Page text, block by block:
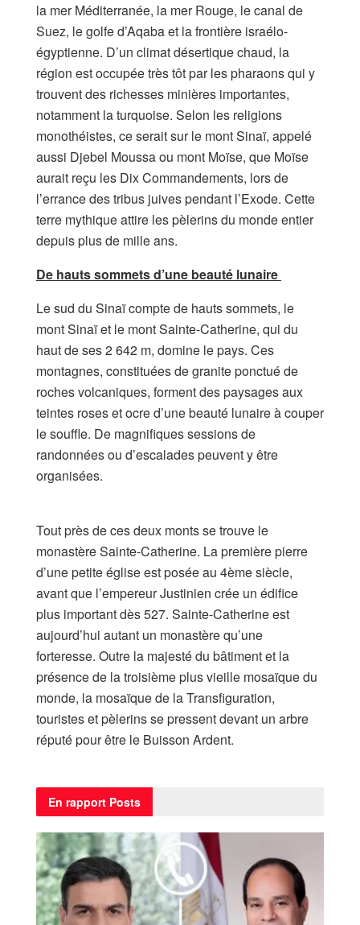
la mer Méditerranée, la mer Rouge, le canal de
Suez, le golfe d’Aqaba et la frontière israélo-
égyptienne. D’un climat désertique chaud, la
région est occupée très tôt par les pharaons qui y
trouvent des richesses minières importantes,
notamment la turquoise. Selon les religions
monothéistes, ce serait sur le mont Sinaï, appelé
aussi Djebel Moussa ou mont Moïse, que Moïse
aurait reçu les Dix Commandements, lors de
l’errance des tribus juives pendant l’Exode. Cette
terre mythique attire les pèlerins du monde entier
depuis plus de mille ans.
De hauts sommets d’une beauté lunaire
Le sud du Sinaï compte de hauts sommets, le
mont Sinaï et le mont Sainte-Catherine, qui du
haut de ses 2 642 m, domine le pays. Ces
montagnes, constituées de granite ponctué de
roches volcaniques, forment des paysages aux
teintes roses et ocre d’une beauté lunaire à couper
le souffle. De magnifiques sessions de
randonnées ou d’escalades peuvent y être
organisées.
Tout près de ces deux monts se trouve le
monastère Sainte-Catherine. La première pierre
d’une petite église est posée au 4ème siècle,
avant que l’empereur Justinien crée un édifice
plus important dès 527. Sainte-Catherine est
aujourd’hui autant un monastère qu’une
forteresse. Outre la majesté du bâtiment et la
présence de la troisième plus vieille mosaïque du
monde, la mosaïque de la Transfiguration,
touristes et pèlerins se pressent devant un arbre
réputé pour être le Buisson Ardent.
En rapport Posts